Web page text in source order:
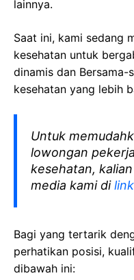
lainnya.
Saat ini, kami sedang
kesehatan untuk
dinamis dan
kesehatan yang lebih
Untuk
lowongan
kesehatan,
media kami di
Bagi yang tertarik
perhatikan posisi,
dibawah ini: